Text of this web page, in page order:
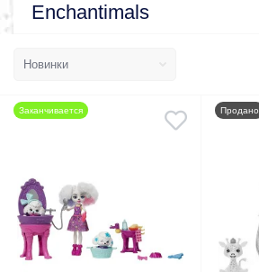
Enchantimals
Заканчивается Продано